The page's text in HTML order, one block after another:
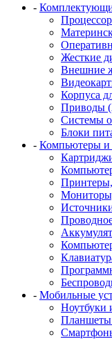
-
Жесткие
Внешние
Корпуса
Приводы
Системы
Блоки
- Компьютеры и
Мониторы,
- Мобильные
Ноутбуки